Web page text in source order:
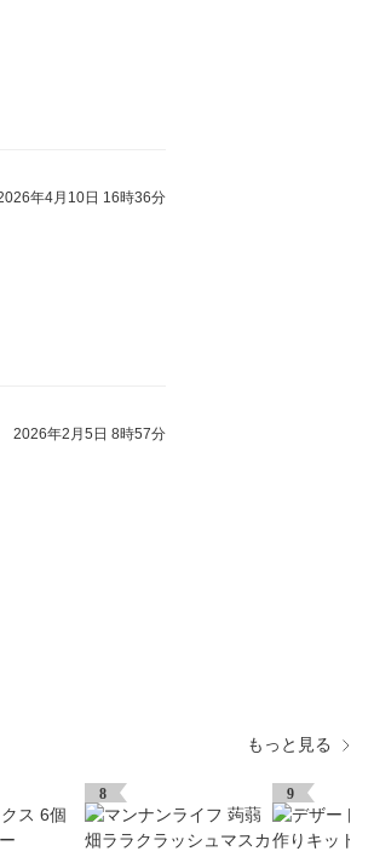
年4月10日 16時36分
2026年2月5日 8時57分
もっと見る
8 9